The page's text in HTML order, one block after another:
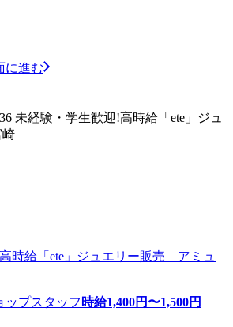
に進む
未経験・学生歓迎!高時給「ete」ジュ
崎
時給「ete」ジュエリー販売 アミュ
ップスタッフ 時給1,400円〜1,500円